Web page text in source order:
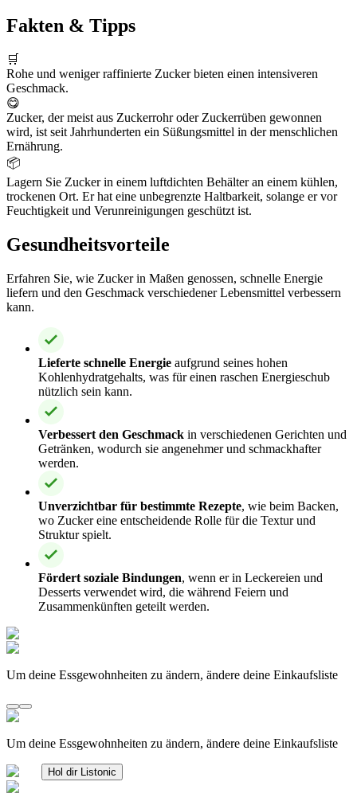
Fakten & Tipps
🛒
Rohe und weniger raffinierte Zucker bieten einen intensiveren
Geschmack.
😋
Zucker, der meist aus Zuckerrohr oder Zuckerrüben gewonnen
wird, ist seit Jahrhunderten ein Süßungsmittel in der menschlichen
Ernährung.
📦
Lagern Sie Zucker in einem luftdichten Behälter an einem kühlen,
trockenen Ort. Er hat eine unbegrenzte Haltbarkeit, solange er vor
Feuchtigkeit und Verunreinigungen geschützt ist.
Gesundheitsvorteile
Erfahren Sie, wie Zucker in Maßen genossen, schnelle Energie
liefern und den Geschmack verschiedener Lebensmittel verbessern
kann.
Lieferte schnelle Energie aufgrund seines hohen
Kohlenhydratgehalts, was für einen raschen Energieschub
nützlich sein kann.
Verbessert den Geschmack in verschiedenen Gerichten und
Getränken, wodurch sie angenehmer und schmackhafter
werden.
Unverzichtbar für bestimmte Rezepte, wie beim Backen,
wo Zucker eine entscheidende Rolle für die Textur und
Struktur spielt.
Fördert soziale Bindungen, wenn er in Leckereien und
Desserts verwendet wird, die während Feiern und
Zusammenkünften geteilt werden.
Um deine Essgewohnheiten zu ändern, ändere deine Einkaufsliste
Um deine Essgewohnheiten zu ändern, ändere deine Einkaufsliste
Hol dir Listonic